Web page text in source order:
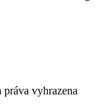
vyhrazena